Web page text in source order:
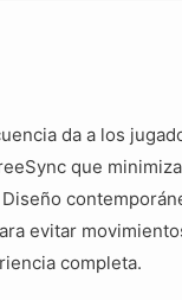
da a los
que
evitar
completa.